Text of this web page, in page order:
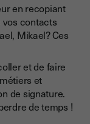
en recopiant
contacts
Mikael? Ces
et de faire
et
de signature.
de temps !